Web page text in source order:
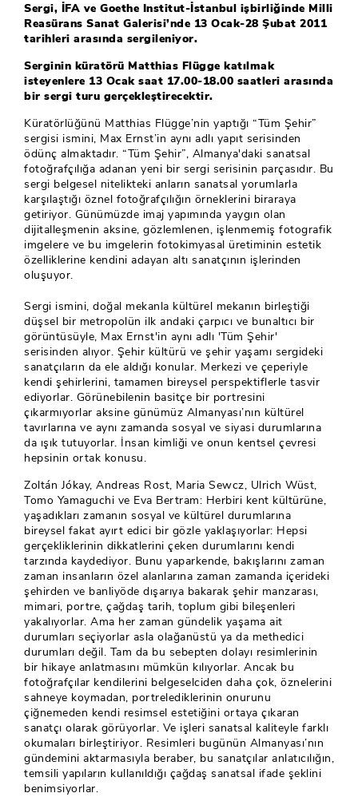
Sergi, İFA ve Goethe Institut-İstanbul işbirliğinde Milli
Reasürans Sanat Galerisi’nde 13 Ocak-28 Şubat 2011
tarihleri arasında sergileniyor.
Serginin küratörü Matthias Flügge katılmak
isteyenlere 13 Ocak saat 17.00-18.00 saatleri arasında
bir sergi turu gerçekleştirecektir.
Küratörlüğünü Matthias Flügge’nin yaptığı “Tüm Şehir”
sergisi ismini, Max Ernst’in aynı adlı yapıt serisinden
ödünç almaktadır. “Tüm Şehir”, Almanya'daki sanatsal
fotoğrafçılığa adanan yeni bir sergi serisinin parçasıdır. Bu
sergi belgesel nitelikteki anların sanatsal yorumlarla
karşılaştığı öznel fotoğrafçılığın örneklerini biraraya
getiriyor. Günümüzde imaj yapımında yaygın olan
dijitalleşmenin aksine, gözlemlenen, işlenmemiş fotografik
imgelere ve bu imgelerin fotokimyasal üretiminin estetik
özelliklerine kendini adayan altı sanatçının işlerinden
oluşuyor.
Sergi ismini, doğal mekanla kültürel mekanın birleştiği
düşsel bir metropolün ilk andaki çarpıcı ve bunaltıcı bir
görüntüsüyle, Max Ernst'in aynı adlı 'Tüm Şehir'
serisinden alıyor. Şehir kültürü ve şehir yaşamı sergideki
sanatçıların da ele aldığı konular. Merkezi ve çeperiyle
kendi şehirlerini, tamamen bireysel perspektiflerle tasvir
ediyorlar. Görünebilenin basitçe bir portresini
çıkarmıyorlar aksine günümüz Almanyası’nın kültürel
tavırlarına ve aynı zamanda sosyal ve siyasi durumlarına
da ışık tutuyorlar. İnsan kimliği ve onun kentsel çevresi
hepsinin ortak konusu.
Zoltán Jókay, Andreas Rost, Maria Sewcz, Ulrich Wüst,
Tomo Yamaguchi ve Eva Bertram: Herbiri kent kültürüne,
yaşadıkları zamanın sosyal ve kültürel durumlarına
bireysel fakat ayırt edici bir gözle yaklaşıyorlar: Hepsi
gerçekliklerinin dikkatlerini çeken durumlarını kendi
tarzında kaydediyor. Bunu yaparkende, bakışlarını zaman
zaman insanların özel alanlarına zaman zamanda içerideki
şehirden ve banliyöde dışarıya bakarak şehir manzarası,
mimari, portre, çağdaş tarih, toplum gibi bileşenleri
yakalıyorlar. Ama her zaman gündelik yaşama ait
durumları seçiyorlar asla olağanüstü ya da methedici
durumları değil. Tam da bu sebepten dolayı resimlerinin
bir hikaye anlatmasını mümkün kılıyorlar. Ancak bu
fotoğrafçılar kendilerini belgeselciden daha çok, öznelerini
sahneye koymadan, portrelediklerinin onurunu
çiğnemeden kendi resimsel estetiğini ortaya çıkaran
sanatçı olarak görüyorlar. Ve işleri sanatsal kaliteyle farklı
okumaları birleştiriyor. Resimleri bugünün Almanyası’nın
gündemini aktarmasıyla beraber, bu sanatçılar anlatıcılığın,
temsili yapıların kullanıldığı çağdaş sanatsal ifade şeklini
benimsiyorlar.